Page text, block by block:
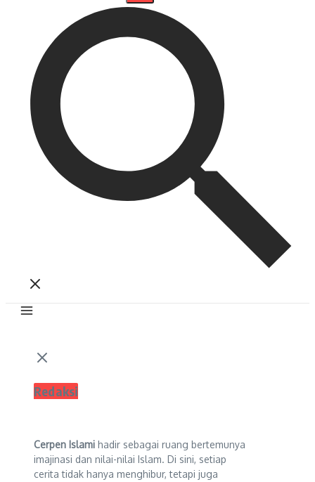
Redaksi
Cerpen Islami hadir sebagai ruang bertemunya
imajinasi dan nilai-nilai Islam. Di sini, setiap
cerita tidak hanya menghibur, tetapi juga